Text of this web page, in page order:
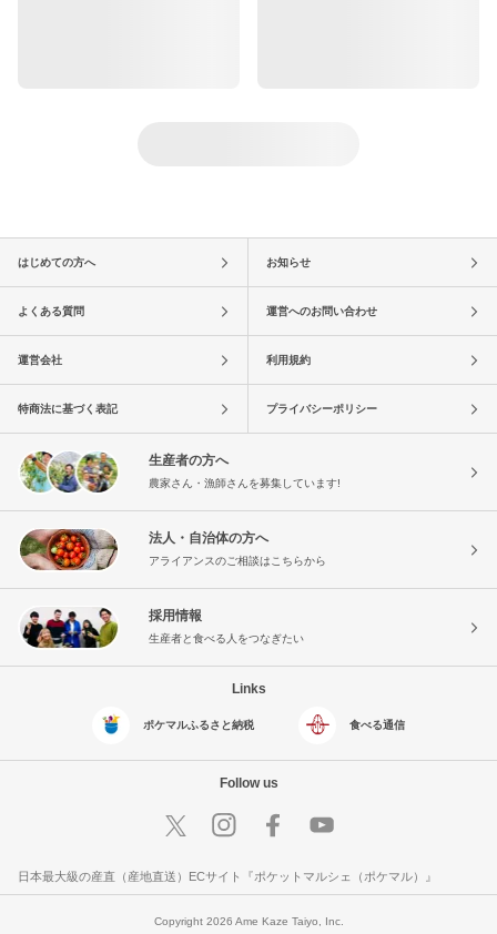
はじめての方へ お知らせ
よくある質問 運営へのお問い合わせ
運営会社 利用規約
特商法に基づく表記 プライバシーポリシー
生産者の方へ
農家さん・漁師さんを募集しています!
法人・自治体の方へ
アライアンスのご相談はこちらから
採用情報
生産者と食べる人をつなぎたい
Links
ポケマルふるさと納税 食べる通信
Follow us
日本最大級の産直（産地直送）ECサイト『ポケットマルシェ（ポケマル）』
Copyright 2026 Ame Kaze Taiyo, Inc.